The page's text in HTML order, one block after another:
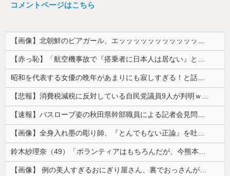
コメントページはこちら
【画像】北朝鮮のビアガール、エッッッッッッッッッッッッッッッッッ！
【赤っ恥】「航空機事故で『搭乗者に日本人は居ない』という発表は嫌い。人間として同じ価値だと思う」→ツッコミ殺到も「自分が気に入らないと思った」と...
昭和を代表する女優の晩年があまりにも寂しすぎる！と話題に、自身の子供を餓死する寸前までネグレクトした挙句……
【悲報】消費税減税に反対している自民党議員9人が判明ｗｗｗｗｗｗ
【速報】バスローブ姿の秋田県幹部職員による記者会見問題、ラブホテルからの参加だと特定「体調が優れなかったため...」とは何だったのか
【画像】全身入れ墨の彫り師、『とんでもない正論』を吐いて30万再生されてしまうｗｗｗｗｗｗｗ
鈴木紗理奈（49）「ボランティアはもちろんだが、今熊本へ旅行に行くことも支援になる」
【画像】 例の美人すぎるおにぎり屋さん、裏でおっさんが握っていたｗｗｗｗｗｗｗｗｗｗｗｗｗｗｗｗｗ